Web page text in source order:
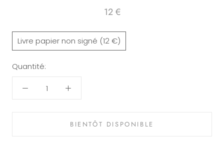
12 €
Livre papier non signé (12 €)
Quantité:
BIENTÔT DISPONIBLE